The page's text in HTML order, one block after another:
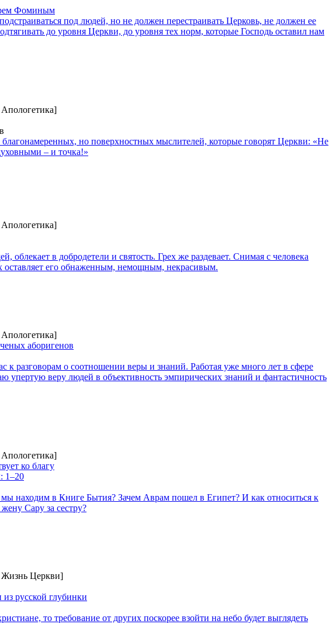
Фоминым
под людей, но не должен перестраивать Церковь, не должен ее
до уровня Церкви, до уровня тех норм, которые Господь оставил нам
благонамеренных, но поверхностных мыслителей, которые говорят Церкви: «Не
– и точка!»
облекает в добродетели и святость. Грех же раздевает. Снимая с человека
оставляет его обнаженным, немощным, некрасивым.
аборигенов
к разговорам о соотношении веры и знаний. Работая уже много лет в сфере
упертую веру людей в объективность эмпирических знаний и фантастичность
ко благу
1–20
находим в Книге Бытия? Зачем Аврам пошел в Египет? И как относиться к
Сару за сестру?
Жизнь Церкви]
русской глубинки
то требование от других поскорее взойти на небо будет выглядеть